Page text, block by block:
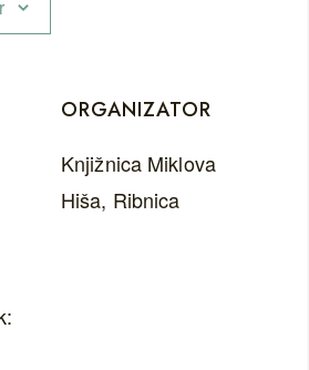
ORGANIZATOR
Knjižnica Miklova
Hiša, Ribnica